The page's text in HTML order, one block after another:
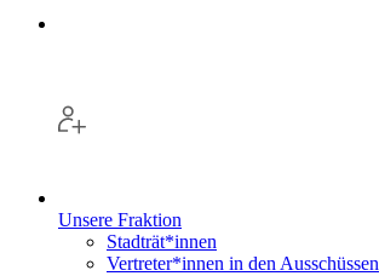
Unsere Fraktion
Stadträt*innen
Vertreter*innen in den Ausschüssen